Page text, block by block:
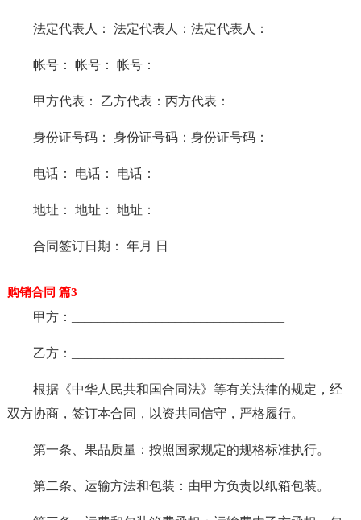
法定代表人： 法定代表人：法定代表人：
帐号： 帐号： 帐号：
甲方代表： 乙方代表：丙方代表：
身份证号码： 身份证号码：身份证号码：
电话： 电话： 电话：
地址： 地址： 地址：
合同签订日期： 年月 日
购销合同 篇3
甲方：_________________________________
乙方：_________________________________
根据《中华人民共和国合同法》等有关法律的规定，经
双方协商，签订本合同，以资共同信守，严格履行。
第一条、果品质量：按照国家规定的规格标准执行。
第二条、运输方法和包装：由甲方负责以纸箱包装。